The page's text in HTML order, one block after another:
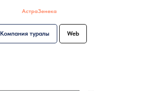
АстраЗенека
Компания туралы Web